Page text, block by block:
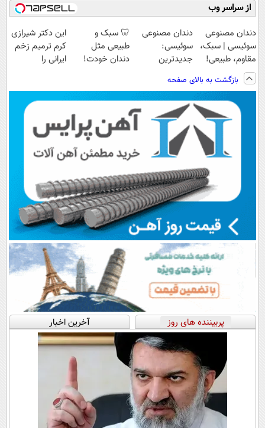
از سراسر وب
دندان مصنوعی
سوئیسی | سبک،
مقاوم، طبیعی!
ویزیت
رایگان+پرداخت
اقساطی😍
دندان مصنوعی
سوئیسی:
جدیدترین
سبک و مقاوم |
پرداخت قسطی
🦷 سبک و
طبیعی مثل
دندان خودت!
💳 📍 تهران
این دکتر شیرازی
کرم ترمیم زخم
ایرانی را
بازگشت به بالای صفحه
پربیننده های روز آخرین اخبار